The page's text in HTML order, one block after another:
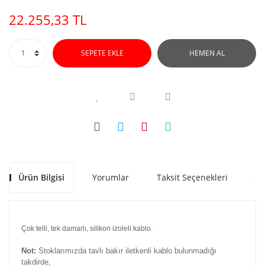
22.255,33 TL
SEPETE EKLE HEMEN AL
Ürün Bilgisi Yorumlar Taksit Seçenekleri
Çok telli, tek damarlı, silikon izoleli kablo.
Not: Stoklarımızda tavlı bakır iletkenli kablo bulunmadığı
takdirde,